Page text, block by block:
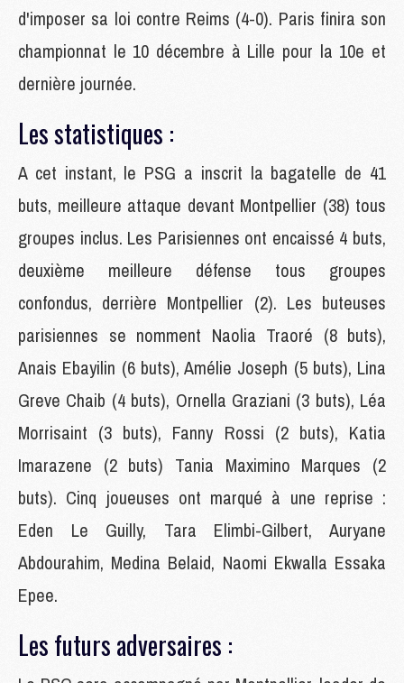
d'imposer sa loi contre Reims (4-0). Paris finira son
championnat le 10 décembre à Lille pour la 10e et
dernière journée.
Les statistiques :
A cet instant, le PSG a inscrit la bagatelle de 41
buts, meilleure attaque devant Montpellier (38) tous
groupes inclus. Les Parisiennes ont encaissé 4 buts,
deuxième meilleure défense tous groupes
confondus, derrière Montpellier (2). Les buteuses
parisiennes se nomment Naolia Traoré (8 buts),
Anais Ebayilin (6 buts), Amélie Joseph (5 buts), Lina
Greve Chaib (4 buts), Ornella Graziani (3 buts), Léa
Morrisaint (3 buts), Fanny Rossi (2 buts), Katia
Imarazene (2 buts) Tania Maximino Marques (2
buts). Cinq joueuses ont marqué à une reprise :
Eden Le Guilly, Tara Elimbi-Gilbert, Auryane
Abdourahim, Medina Belaid, Naomi Ekwalla Essaka
Epee.
Les futurs adversaires :